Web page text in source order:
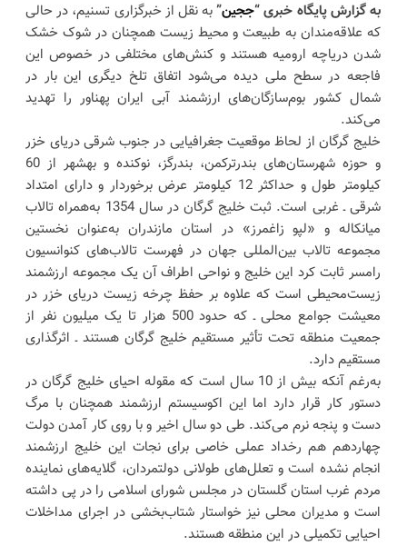
به گزارش پایگاه خبری “ججین”به نقل از خبرگزاری تسنیم، در حالی
که علاقه‌مندان به طبیعت و محیط زیست همچنان در شوک خشک
شدن دریاچه ارومیه هستند و کنش‌های مختلفی در خصوص این
فاجعه در سطح ملی دیده می‌شود اتفاق تلخ دیگری این بار در
شمال کشور بوم‌سازگان‌های ارزشمند آبی ایران پهناور را تهدید
می‌کند.
خلیج گرگان از لحاظ موقعیت جغرافیایی در جنوب شرقی دریای خزر
و حوزه شهرستان‌های بندرترکمن، بندرگز، نوکنده و بهشهر از 60
کیلومتر طول و حداکثر 12 کیلومتر عرض برخوردار و دارای امتداد
شرقی ـ غربی است. ثبت خلیج گرگان در سال 1354 به‌همراه تالاب
میانکاله و «لپو زاغمرز» در استان مازندران به‌‌عنوان نخستین
مجموعه تالاب بین‌المللی جهان در فهرست تالاب‌های کنوانسیون
رامسر ثابت کرد این خلیج و نواحی اطراف آن یک مجموعه ارزشمند
زیست‌محیطی است که علاوه بر حفظ چرخه زیست دریای خزر در
معیشت جوامع محلی ـ که حدود 500 هزار تا یک میلیون نفر از
جمعیت منطقه تحت تأثیر مستقیم خلیج گرگان هستند ـ اثرگذاری
مستقیم دارد.
به‌رغم آنکه بیش از 10 سال است که مقوله احیای خلیج گرگان در
دستور کار قرار دارد اما این اکوسیستم ارزشمند همچنان با مرگ
دست و پنجه نرم می‌کند. طی دو سال اخیر و با روی کار آمدن دولت
چهاردهم هم رخداد عملی خاصی برای نجات این خلیج ارزشمند
انجام نشده است و تعلل‌های طولانی دولتمردان، گلایه‌های نماینده
مردم غرب استان گلستان در مجلس شورای اسلامی را در پی داشته
است و مدیران محلی نیز خواستار شتاب‌بخشی در اجرای مداخلات
احیایی تکمیلی در این منطقه هستند.